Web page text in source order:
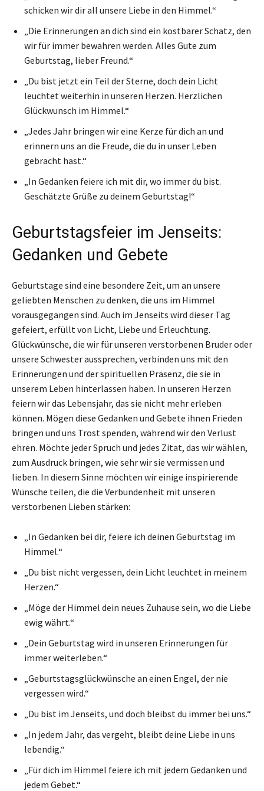
schicken wir dir all unsere Liebe in den Himmel.“
„Die Erinnerungen an dich sind ein kostbarer Schatz, den
wir für immer bewahren werden. Alles Gute zum
Geburtstag, lieber Freund.“
„Du bist jetzt ein Teil der Sterne, doch dein Licht
leuchtet weiterhin in unseren Herzen. Herzlichen
Glückwunsch im Himmel.“
„Jedes Jahr bringen wir eine Kerze für dich an und
erinnern uns an die Freude, die du in unser Leben
gebracht hast.“
„In Gedanken feiere ich mit dir, wo immer du bist.
Geschätzte Grüße zu deinem Geburtstag!“
Geburtstagsfeier im Jenseits:
Gedanken und Gebete
Geburtstage sind eine besondere Zeit, um an unsere
geliebten Menschen zu denken, die uns im Himmel
vorausgegangen sind. Auch im Jenseits wird dieser Tag
gefeiert, erfüllt von Licht, Liebe und Erleuchtung.
Glückwünsche, die wir für unseren verstorbenen Bruder oder
unsere Schwester aussprechen, verbinden uns mit den
Erinnerungen und der spirituellen Präsenz, die sie in
unserem Leben hinterlassen haben. In unseren Herzen
feiern wir das Lebensjahr, das sie nicht mehr erleben
können. Mögen diese Gedanken und Gebete ihnen Frieden
bringen und uns Trost spenden, während wir den Verlust
ehren. Möchte jeder Spruch und jedes Zitat, das wir wählen,
zum Ausdruck bringen, wie sehr wir sie vermissen und
lieben. In diesem Sinne möchten wir einige inspirierende
Wünsche teilen, die die Verbundenheit mit unseren
verstorbenen Lieben stärken:
„In Gedanken bei dir, feiere ich deinen Geburtstag im
Himmel.“
„Du bist nicht vergessen, dein Licht leuchtet in meinem
Herzen.“
„Möge der Himmel dein neues Zuhause sein, wo die Liebe
ewig währt.“
„Dein Geburtstag wird in unseren Erinnerungen für
immer weiterleben.“
„Geburtstagsglückwünsche an einen Engel, der nie
vergessen wird.“
„Du bist im Jenseits, und doch bleibst du immer bei uns.“
„In jedem Jahr, das vergeht, bleibt deine Liebe in uns
lebendig.“
„Für dich im Himmel feiere ich mit jedem Gedanken und
jedem Gebet.“